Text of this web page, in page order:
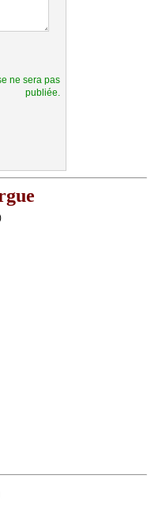
ne sera pas
publiée.